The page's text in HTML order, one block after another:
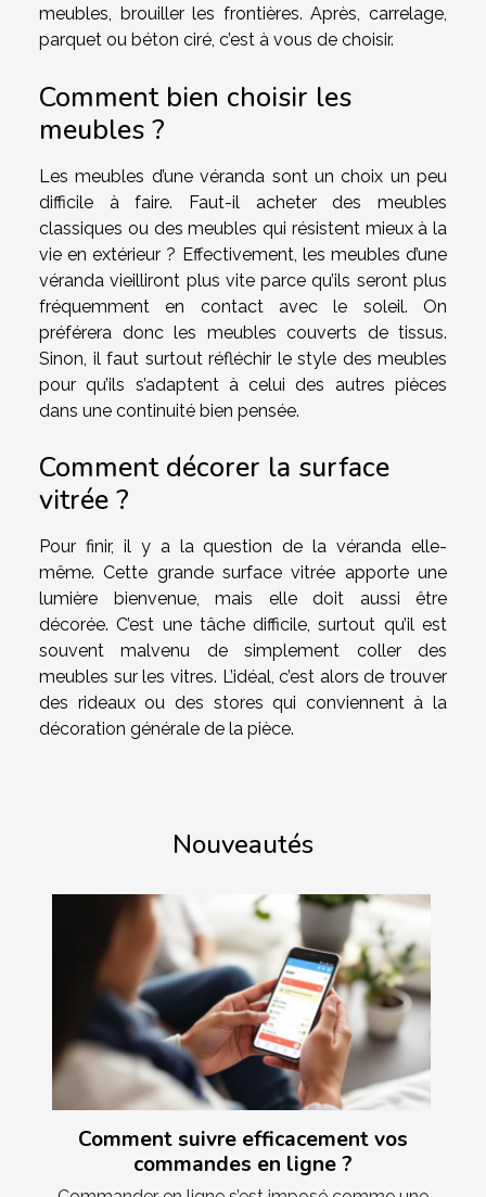
meubles, brouiller les frontières. Après, carrelage,
parquet ou béton ciré, c’est à vous de choisir.
Comment bien choisir les
meubles ?
Les meubles d’une véranda sont un choix un peu
difficile à faire. Faut-il acheter des meubles
classiques ou des meubles qui résistent mieux à la
vie en extérieur ? Effectivement, les meubles d’une
véranda vieilliront plus vite parce qu’ils seront plus
fréquemment en contact avec le soleil. On
préférera donc les meubles couverts de tissus.
Sinon, il faut surtout réfléchir le style des meubles
pour qu’ils s’adaptent à celui des autres pièces
dans une continuité bien pensée.
Comment décorer la surface
vitrée ?
Pour finir, il y a la question de la véranda elle-
même. Cette grande surface vitrée apporte une
lumière bienvenue, mais elle doit aussi être
décorée. C’est une tâche difficile, surtout qu’il est
souvent malvenu de simplement coller des
meubles sur les vitres. L’idéal, c’est alors de trouver
des rideaux ou des stores qui conviennent à la
décoration générale de la pièce.
Nouveautés
Comment suivre efficacement vos
commandes en ligne ?